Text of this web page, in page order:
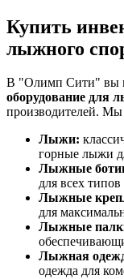
Купить
лыжного
В "Олимп Сити" вы
оборудование для
производителей. Мы
Лыжи:
горные лыжи
Лыжные
для всех
Лыжные
для
Лыжные
Лыжная
одежда для